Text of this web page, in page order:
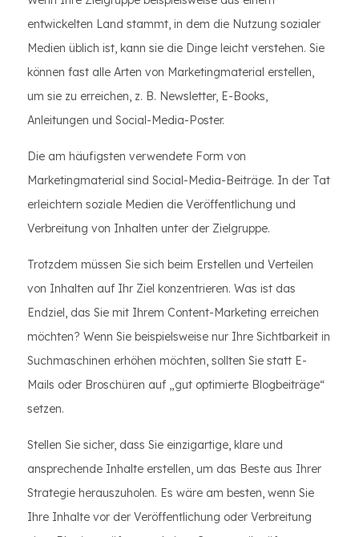
entwickelten Land stammt, in dem die Nutzung sozialer
Medien üblich ist, kann sie die Dinge leicht verstehen. Sie
können fast alle Arten von Marketingmaterial erstellen,
um sie zu erreichen, z. B. Newsletter, E-Books,
Anleitungen und Social-Media-Poster.
Die am häufigsten verwendete Form von
Marketingmaterial sind Social-Media-Beiträge. In der Tat
erleichtern soziale Medien die Veröffentlichung und
Verbreitung von Inhalten unter der Zielgruppe.
Trotzdem müssen Sie sich beim Erstellen und Verteilen
von Inhalten auf Ihr Ziel konzentrieren. Was ist das
Endziel, das Sie mit Ihrem Content-Marketing erreichen
möchten? Wenn Sie beispielsweise nur Ihre Sichtbarkeit in
Suchmaschinen erhöhen möchten, sollten Sie statt E-
Mails oder Broschüren auf „gut optimierte Blogbeiträge“
setzen.
Stellen Sie sicher, dass Sie einzigartige, klare und
ansprechende Inhalte erstellen, um das Beste aus Ihrer
Strategie herauszuholen. Es wäre am besten, wenn Sie
Ihre Inhalte vor der Veröffentlichung oder Verbreitung